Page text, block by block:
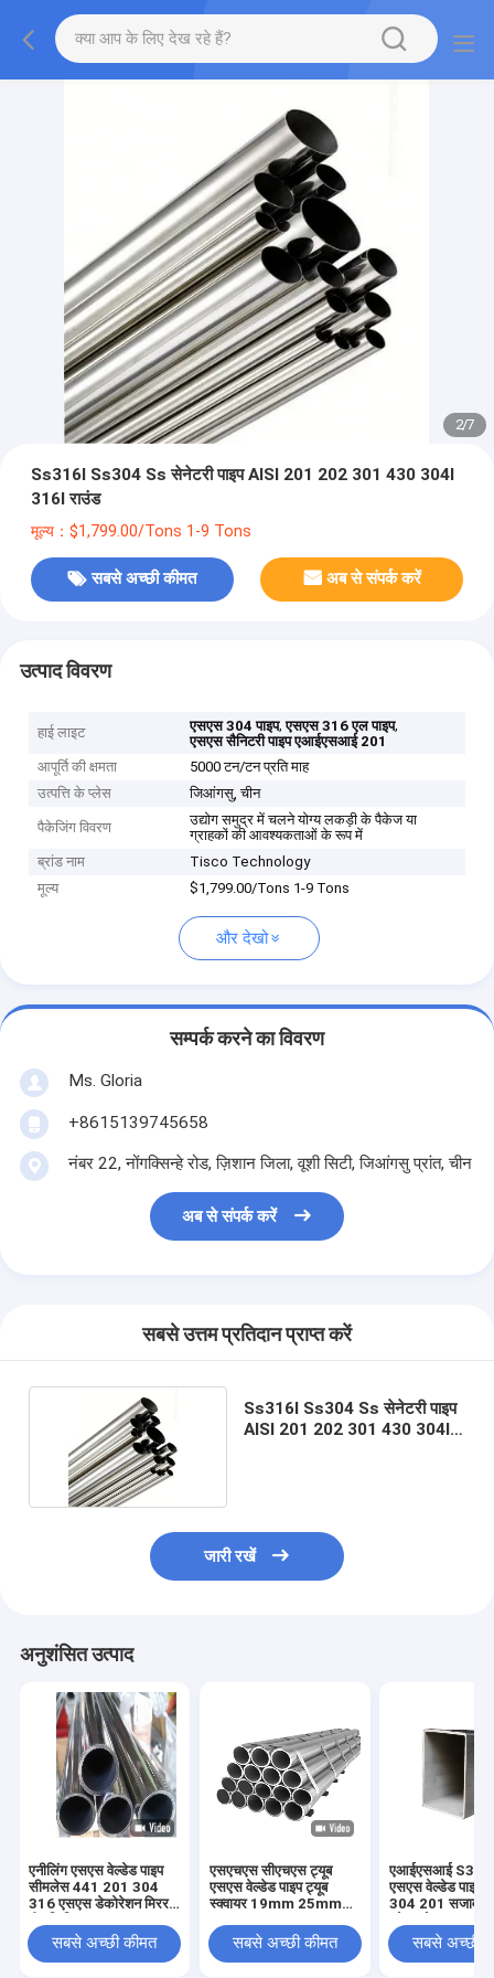
2/7
Ss316l Ss304 Ss सेनेटरी पाइप AISI 201 202 301 430 304l
316l राउंड
मूल्य：$1,799.00/Tons 1-9 Tons
सबसे अच्छी कीमत अब से संपर्क करें
उत्पाद विवरण
हाई लाइट एसएस 304 पाइप,एसएस 316 एल पाइप,
एसएस सैनिटरी पाइप एआईएसआई 201
आपूर्ति की क्षमता
5000 टन/टन प्रति माह
उत्पत्ति के प्लेस
जिआंगसु, चीन
पैकेजिंग विवरण
उद्योग समुद्र में चलने योग्य लकड़ी के पैकेज या
ग्राहकों की आवश्यकताओं के रूप में
ब्रांड नाम
Tisco Technology
मूल्य
$1,799.00/Tons 1-9 Tons
और देखो
सम्पर्क करने का विवरण
Ms. Gloria
+8615139745658
नंबर 22, नोंगक्सिन्हे रोड, ज़िशान जिला, वूशी सिटी, जिआंगसु प्रांत, चीन
अब से संपर्क करें
सबसे उत्तम प्रतिदान प्राप्त करें
Ss316l Ss304 Ss सेनेटरी पाइप
AISI 201 202 301 430 304l
जारी रखें
अनुशंसित उत्पाद
एनीलिंग एसएस वेल्डेड पाइप
सीमलेस 441 201 304
316 एसएस डेकोरेशन मिरर
सबसे अच्छी कीमत
एसएचएस सीएचएस ट्यूब
एसएस वेल्डेड पाइप ट्यूब
स्क्वायर 19mm 25mm
316Lसबसे अच्छी कीमत
एआईएसआई
एसएस वेल्डेड पाइप 3
304 201 सजावटी
सबसे अच्छी